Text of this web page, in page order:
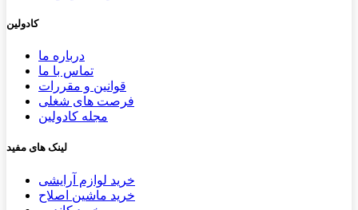
کادولین
درباره ما
تماس با ما
قوانین و مقررات
فرصت های شغلی
مجله کادولین
لینک های مفید
خرید لوازم آرایشی
خرید ماشین اصلاح